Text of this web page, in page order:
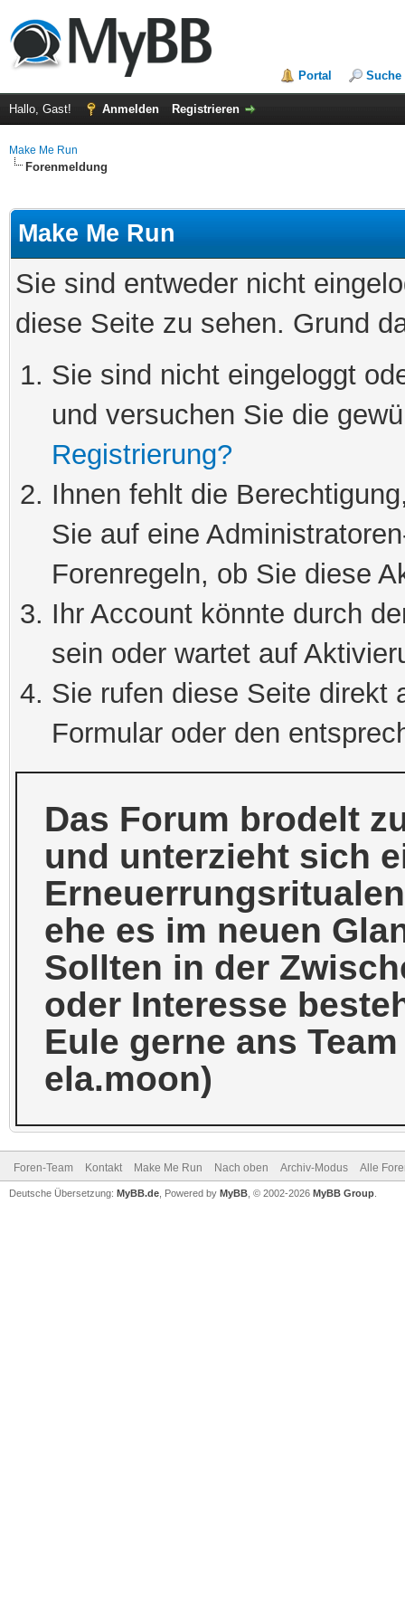
Portal Suche
Hallo, Gast! Anmelden Registrieren
Make Me Run
Forenmeldung
Make Me Run
Sie sind entweder nicht
diese Seite zu sehen. Grund
Sie sind nicht eingeloggt
und versuchen Sie die
Registrierung?
Ihnen fehlt die
Sie auf eine
Forenregeln, ob Sie diese
Ihr Account könnte durch
sein oder wartet auf
Sie rufen diese Seite direkt
Formular oder den
Das Forum brodelt
und unterzieht sich
ehe es im neuen
Sollten in der
oder Interesse
Eule gerne ans
ela.moon)
Foren-Team Kontakt Make Me Run Nach oben Archiv-Modus Alle
Deutsche Übersetzung: MyBB.de , Powered by MyBB , © 2002-2026 MyBB Group